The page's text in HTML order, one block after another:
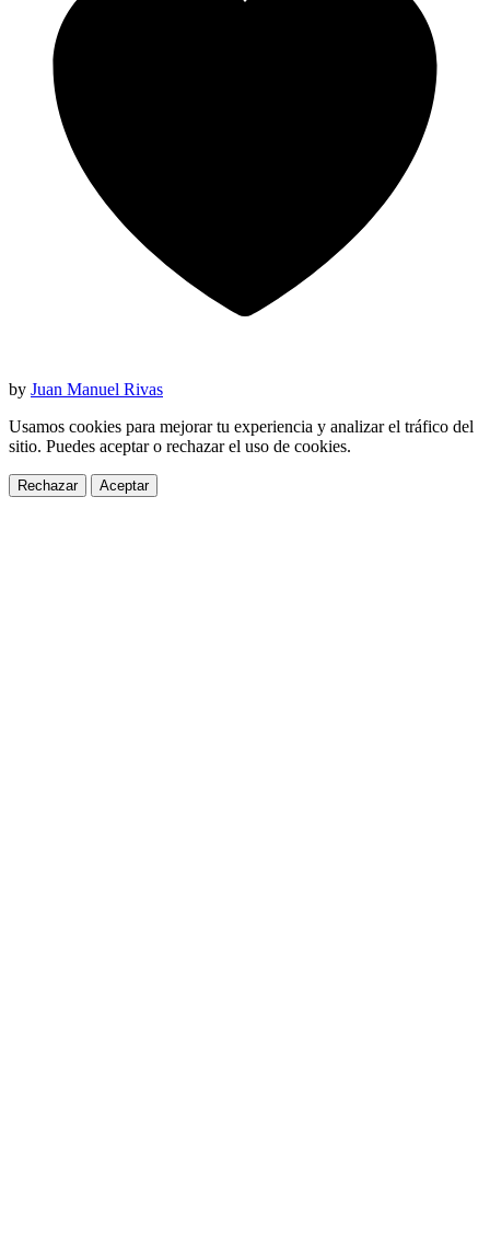
by Juan Manuel Rivas
Usamos cookies para mejorar tu experiencia y analizar el tráfico del
sitio. Puedes aceptar o rechazar el uso de cookies.
Rechazar Aceptar